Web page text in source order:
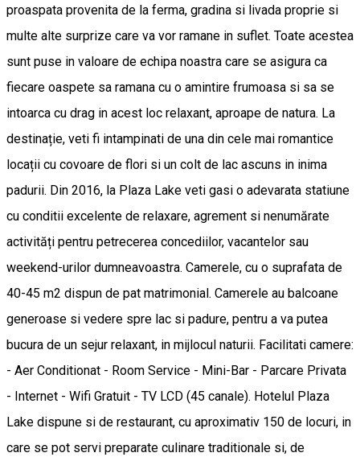
proaspata provenita de la ferma, gradina si livada proprie si
multe alte surprize care va vor ramane in suflet. Toate acestea
sunt puse in valoare de echipa noastra care se asigura ca
fiecare oaspete sa ramana cu o amintire frumoasa si sa se
intoarca cu drag in acest loc relaxant, aproape de natura. La
destinație, veti fi intampinati de una din cele mai romantice
locații cu covoare de flori si un colt de lac ascuns in inima
padurii. Din 2016, la Plaza Lake veti gasi o adevarata statiune
cu conditii excelente de relaxare, agrement si nenumărate
activități pentru petrecerea concediilor, vacantelor sau
weekend-urilor dumneavoastra. Camerele, cu o suprafata de
40-45 m2 dispun de pat matrimonial. Camerele au balcoane
generoase si vedere spre lac si padure, pentru a va putea
bucura de un sejur relaxant, in mijlocul naturii. Facilitati camere:
- Aer Conditionat - Room Service - Mini-Bar - Parcare Privata
- Internet - Wifi Gratuit - TV LCD (45 canale). Hotelul Plaza
Lake dispune si de restaurant, cu aproximativ 150 de locuri, in
care se pot servi preparate culinare traditionale si, de